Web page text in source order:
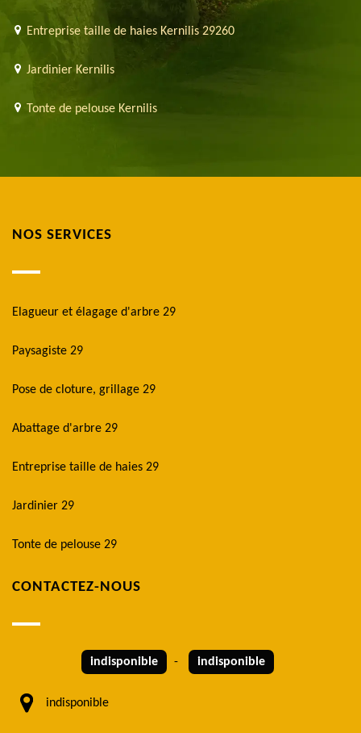
Entreprise taille de haies Kernilis 29260
Jardinier Kernilis
Tonte de pelouse Kernilis
NOS SERVICES
Elagueur et élagage d'arbre 29
Paysagiste 29
Pose de cloture, grillage 29
Abattage d'arbre 29
Entreprise taille de haies 29
Jardinier 29
Tonte de pelouse 29
CONTACTEZ-NOUS
indisponible - indisponible
indisponible